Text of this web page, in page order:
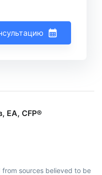
EA, CFP®
sources believed to be